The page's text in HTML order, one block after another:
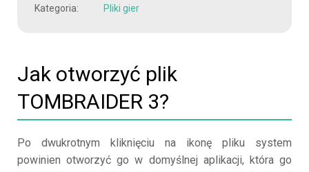
Kategoria: Pliki gier
Jak otworzyć plik
TOMBRAIDER 3?
Po dwukrotnym kliknięciu na ikonę pliku system
powinien otworzyć go w domyślnej aplikacji, która go